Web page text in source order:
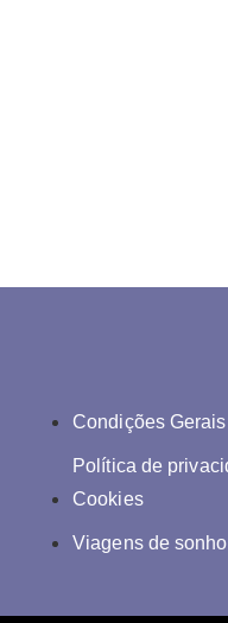
Condições Gerais
Política de
Cookies
Viagens de sonho